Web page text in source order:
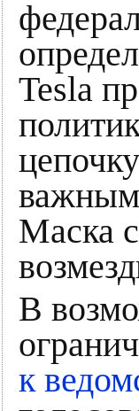
Tesla
важным
Маска
В
к